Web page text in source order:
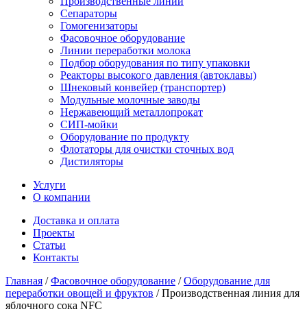
Сепараторы
Гомогенизаторы
Фасовочное оборудование
Линии переработки молока
Подбор оборудования по типу упаковки
Реакторы высокого давления (автоклавы)
Шнековый конвейер (транспортер)
Модульные молочные заводы
Нержавеющий металлопрокат
СИП-мойки
Оборудование по продукту
Флотаторы для очистки сточных вод
Дистиляторы
Услуги
О компании
Доставка и оплата
Проекты
Статьи
Контакты
Главная /Фасовочное оборудование /Оборудование для
переработки овощей и фруктов /Производственная линия для
яблочного сока NFC